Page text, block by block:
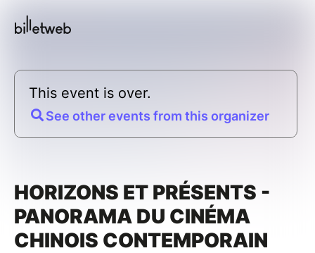
This event is over.
See other events from this organizer
HORIZONS ET PRÉSENTS -
PANORAMA DU CINÉMA
CHINOIS CONTEMPORAIN